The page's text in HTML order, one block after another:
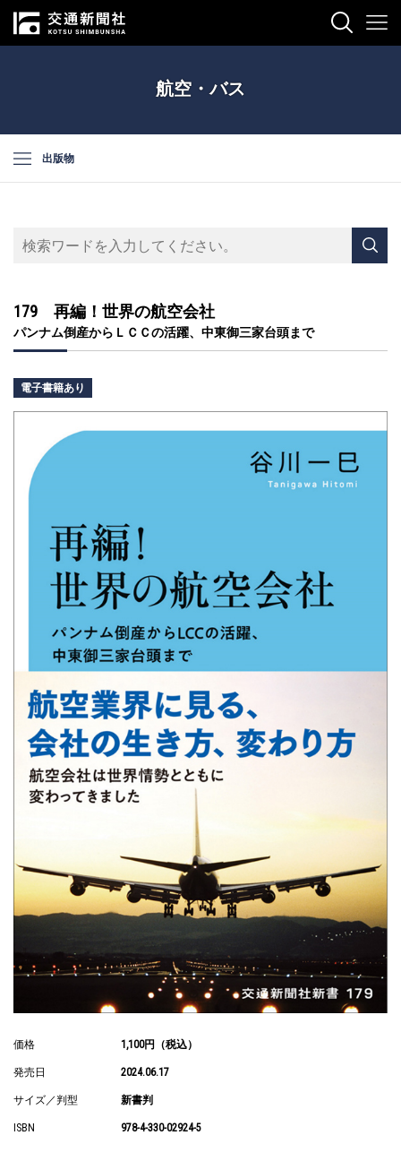
航空・バス
出版物
179 再編！世界の航空会社
パンナム倒産からＬＣＣの活躍、中東御三家台頭まで
電子書籍あり
価格 1,100円（税込）
発売日 2024.06.17
サイズ／判型 新書判
ISBN 978-4-330-02924-5